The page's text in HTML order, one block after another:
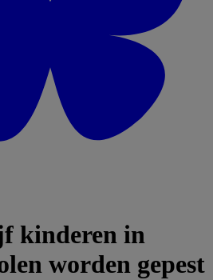
kinderen in
worden gepest